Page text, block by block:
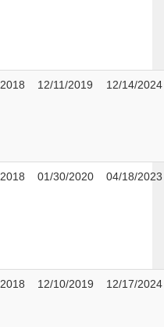
2018 12/11/2019 12/14/2024
2018 01/30/2020 04/18/2023
2018 12/10/2019 12/17/2024